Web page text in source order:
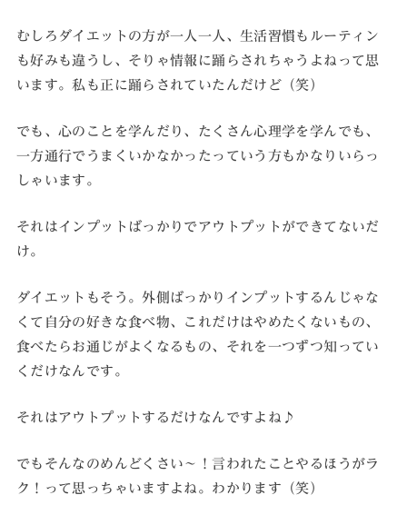
むしろダイエットの方が一人一人、生活習慣もルーティン
も好みも違うし、そりゃ情報に踊らされちゃうよねって思
います。私も正に踊らされていたんだけど（笑）
でも、心のことを学んだり、たくさん心理学を学んでも、
一方通行でうまくいかなかったっていう方もかなりいらっ
しゃいます。
それはインプットばっかりでアウトプットができてないだ
け。
ダイエットもそう。外側ばっかりインプットするんじゃな
くて自分の好きな食べ物、これだけはやめたくないもの、
食べたらお通じがよくなるもの、それを一つずつ知ってい
くだけなんです。
それはアウトプットするだけなんですよね♪
でもそんなのめんどくさい〜！言われたことやるほうがラ
ク！って思っちゃいますよね。わかります（笑）